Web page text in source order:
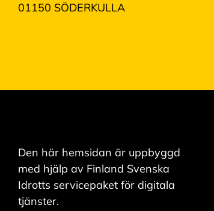
01150 SÖDERKULLA
Den här hemsidan är uppbyggd
med hjälp av Finland Svenska
Idrotts servicepaket för digitala
tjänster.